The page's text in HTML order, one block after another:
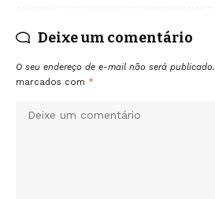
Deixe um comentário
O seu endereço de e-mail não será publicado.
marcados com *